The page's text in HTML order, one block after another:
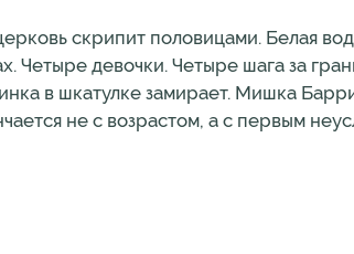
скрипит половицами. Белая
девочки. Четыре шага за
в шкатулке замирает. Мишка
не с возрастом, а с первым